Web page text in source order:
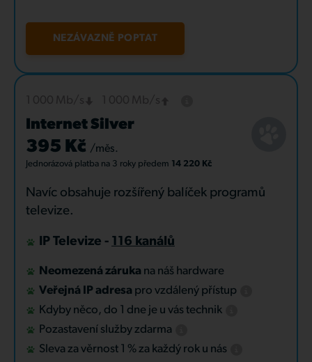
NEZÁVAZNĚ POPTAT
Internet Silver
395 Kč /měs.
Jednorázová platba na 3 roky předem 14 220 Kč
Navíc obsahuje rozšířený balíček programů
televize.
IP Televize - 116 kanálů
Neomezená záruka na náš hardware
Veřejná IP adresa pro vzdálený přístup
Kdyby něco, do 1 dne je u vás technik
Pozastavení služby zdarma
Sleva za věrnost 1 % za každý rok u nás